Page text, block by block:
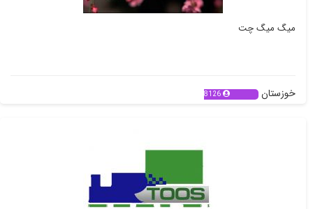
میگ میگ چت
خوزستان 8126